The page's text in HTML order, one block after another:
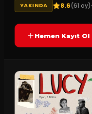
YAKINDA 8.6(61 oy)
Hemen Kayıt Ol